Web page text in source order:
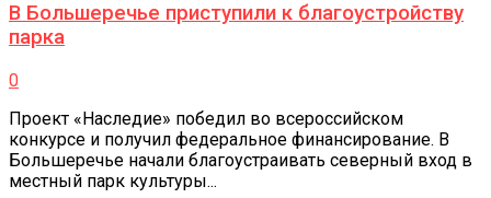
В Большеречье приступили к благоустройству
парка
0
Проект «Наследие» победил во всероссийском
конкурсе и получил федеральное финансирование. В
Большеречье начали благоустраивать северный вход в
местный парк культуры...